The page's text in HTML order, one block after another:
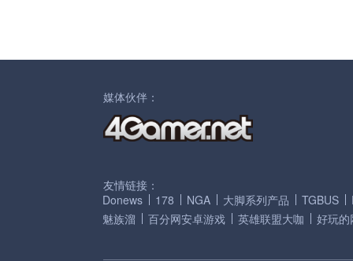
媒体伙伴：
友情链接：
Donews
178 NGA 大脚系列产品 TGBUS
魅族溜
百分网安卓游戏 英雄联盟大咖 好玩的